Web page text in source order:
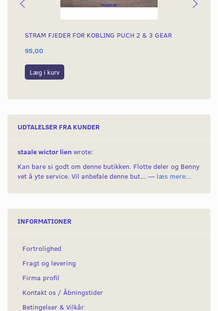
STRAM FJEDER FOR KOBLING PUCH 2 & 3 GEAR
95,00
Læg i kurv
UDTALELSER FRA KUNDER
staale wictor lien wrote:
Kan bare si godt om denne butikken. Flotte deler og Benny
vet å yte service. Vil anbefale denne but... — læs mere...
INFORMATIONER
Fortrolighed
Fragt og levering
Firma profil
Kontakt os / Åbningstider
Betingelser & Vilkår